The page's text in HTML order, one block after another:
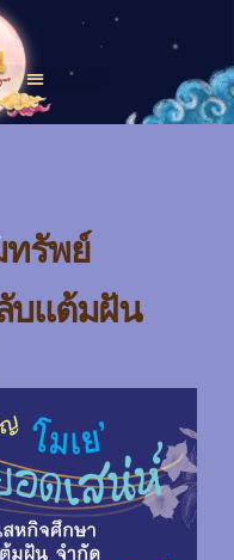
รัพย์
บแต้มฝัน